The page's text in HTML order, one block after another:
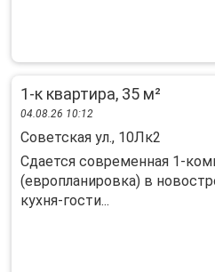
1-к квартира, 35 м²
04.08.26 10:12
Советская ул., 10Лк2
Сдaется coвременная 1-
(eвропланиpoвкa) в
кухня-гоcти...